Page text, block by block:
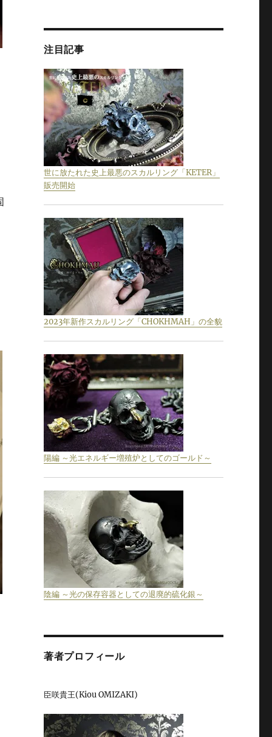
注目記事
世に放たれた史上最悪のスカルリング「KETER」
販売開始
2023年新作スカルリング「CHOKHMAH」の全貌
陽編 ～光エネルギー増殖炉としてのゴールド～
陰編 ～光の保存容器としての退廃的硫化銀～
著者プロフィール
臣咲貴王(Kiou OMIZAKI)